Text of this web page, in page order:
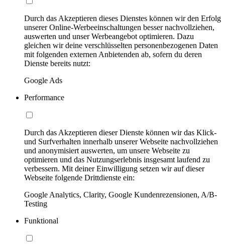
Durch das Akzeptieren dieses Dienstes können wir den Erfolg
unserer Online-Werbeeinschaltungen besser nachvollziehen,
auswerten und unser Werbeangebot optimieren. Dazu
gleichen wir deine verschlüsselten personenbezogenen Daten
mit folgenden externen Anbietenden ab, sofern du deren
Dienste bereits nutzt:
Google Ads
Performance
Durch das Akzeptieren dieser Dienste können wir das Klick-
und Surfverhalten innerhalb unserer Webseite nachvollziehen
und anonymisiert auswerten, um unsere Webseite zu
optimieren und das Nutzungserlebnis insgesamt laufend zu
verbessern. Mit deiner Einwilligung setzen wir auf dieser
Webseite folgende Drittdienste ein:
Google Analytics, Clarity, Google Kundenrezensionen, A/B-
Testing
Funktional